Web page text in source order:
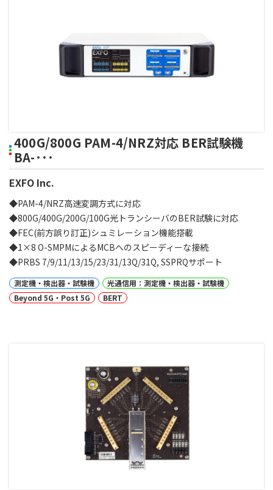
400G/800G PAM-4/NRZ対応 BER試験機
BA-･･･
EXFO Inc.
◆PAM-4/NRZ高速変調方式に対応
◆800G/400G/200G/100G光トランシーバのBER試験に対応
◆FEC(前方誤り訂正)シュミレーション機能搭載
◆1×8 O-SMPMによるMCBへのスピーディーな接続
◆PRBS 7/9/11/13/15/23/31/13Q/31Q, SSPRQサポート
測定機・検出器・試験機
光通信用：測定機・検出器・試験機
Beyond 5G・Post 5G
BERT